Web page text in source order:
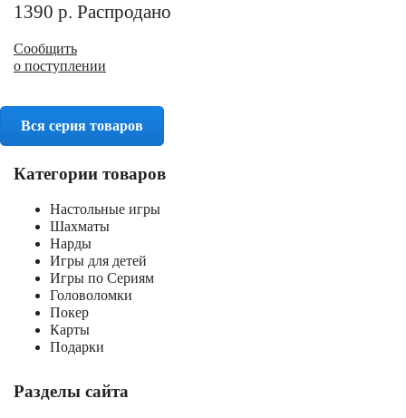
1390 р. Распродано
Сообщить
о поступлении
Вся серия товаров
Категории товаров
Настольные игры
Шахматы
Нарды
Игры для детей
Игры по Сериям
Головоломки
Покер
Карты
Подарки
Разделы сайта